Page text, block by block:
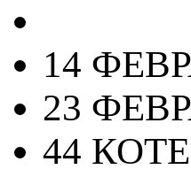
14
23
44